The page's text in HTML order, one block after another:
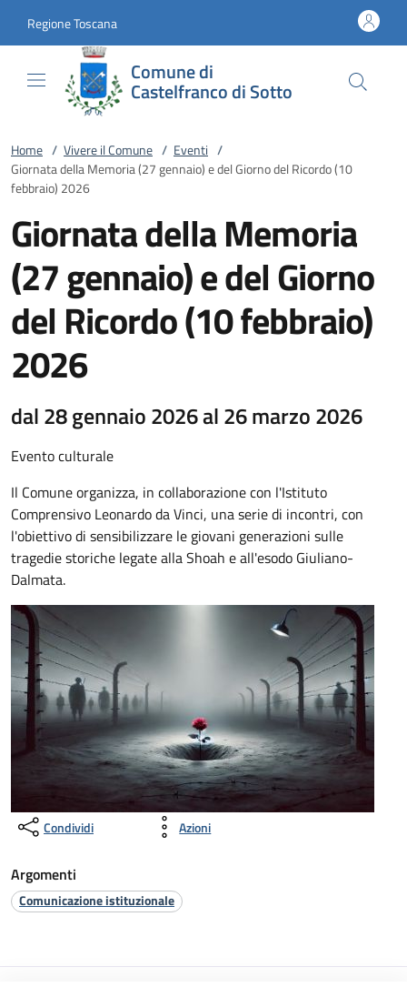
Regione Toscana
Comune di
Castelfranco di Sotto
Home / Vivere il Comune / Eventi /
Giornata della Memoria (27 gennaio) e del Giorno del Ricordo (10
febbraio) 2026
Giornata della Memoria
(27 gennaio) e del Giorno
del Ricordo (10 febbraio)
2026
dal 28 gennaio 2026 al 26 marzo 2026
Evento culturale
Il Comune organizza, in collaborazione con l'Istituto
Comprensivo Leonardo da Vinci, una serie di incontri, con
l'obiettivo di sensibilizzare le giovani generazioni sulle
tragedie storiche legate alla Shoah e all'esodo Giuliano-
Dalmata.
Condividi Azioni
Argomenti
Comunicazione istituzionale